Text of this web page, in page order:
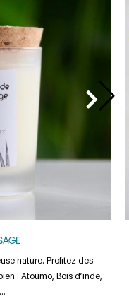
nature. Profitez des
: Atoumo, Bois d’inde,